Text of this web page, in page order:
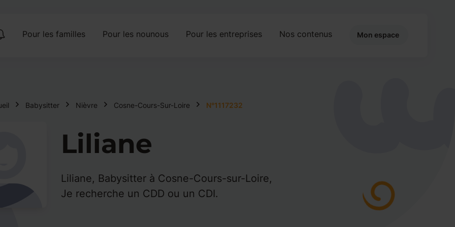
Pour les familles Pour les nounous Pour les entreprises Nos contenus Mon espace
Babysitter Nièvre Cosne-Cours-Sur-Loire N°1117232
Liliane
Liliane, Babysitter à Cosne-Cours-sur-Loire,
Je recherche un CDD ou un CDI.